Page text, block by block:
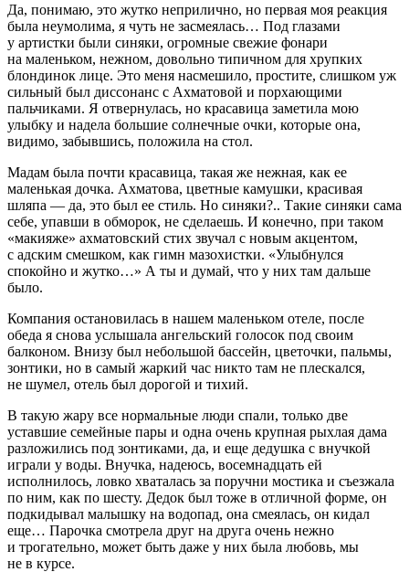
Да, понимаю, это жутко неприлично, но первая моя реакция
была неумолима, я чуть не засмеялась… Под глазами
у артистки были синяки, огромные свежие фонари
на маленьком, нежном, довольно типичном для хрупких
блондинок лице. Это меня насмешило, простите, слишком уж
сильный был диссонанс с Ахматовой и порхающими
пальчиками. Я отвернулась, но красавица заметила мою
улыбку и надела большие солнечные очки, которые она,
видимо, забывшись, положила на стол.
Мадам была почти красавица, такая же нежная, как ее
маленькая дочка. Ахматова, цветные камушки, красивая
шляпа — да, это был ее стиль. Но синяки?.. Такие синяки сама
себе, упавши в обморок, не сделаешь. И конечно, при таком
«макияже» ахматовский стих звучал с новым акцентом,
с адским смешком, как гимн мазохистки. «Улыбнулся
спокойно и жутко…» А ты и думай, что у них там дальше
было.
Компания остановилась в нашем маленьком отеле, после
обеда я снова услышала ангельский голосок под своим
балконом. Внизу был небольшой бассейн, цветочки, пальмы,
зонтики, но в самый жаркий час никто там не плескался,
не шумел, отель был дорогой и тихий.
В такую жару все нормальные люди спали, только две
уставшие семейные пары и одна очень крупная рыхлая дама
разложились под зонтиками, да, и еще дедушка с внучкой
играли у воды. Внучка, надеюсь, восемнадцать ей
исполнилось, ловко хваталась за поручни мостика и съезжала
по ним, как по шесту. Дедок был тоже в отличной форме, он
подкидывал малышку на водопад, она смеялась, он кидал
еще… Парочка смотрела друг на друга очень нежно
и трогательно, может быть даже у них была любовь, мы
не в курсе.